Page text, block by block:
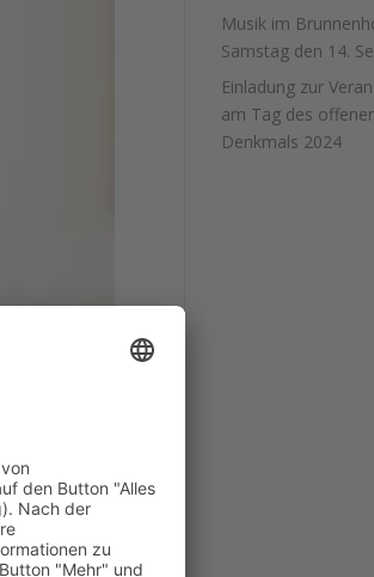
Musik im
Samstag den 14.
Einladung zur
am Tag des
Denkmals 2024